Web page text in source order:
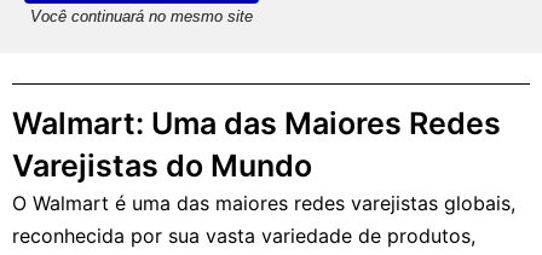
Você continuará no mesmo site
Walmart: Uma das Maiores Redes
Varejistas do Mundo
O Walmart é uma das maiores redes varejistas globais,
reconhecida por sua vasta variedade de produtos,